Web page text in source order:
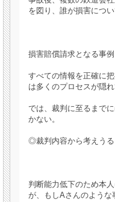
を図り、誰が損害につ
損害賠償請求となる事
すべての情報を正確に
は多くのプロセスが隠
では、裁判に至るまで
かない。
◎裁判内容から考えうる
判断能力低下のため本
が、もしAさんのような